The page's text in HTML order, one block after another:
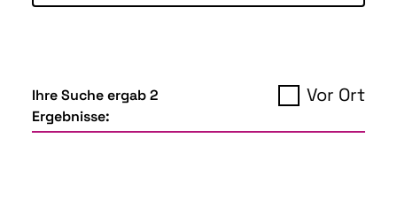
Ihre Suche ergab 2
Ergebnisse:
Vor Ort